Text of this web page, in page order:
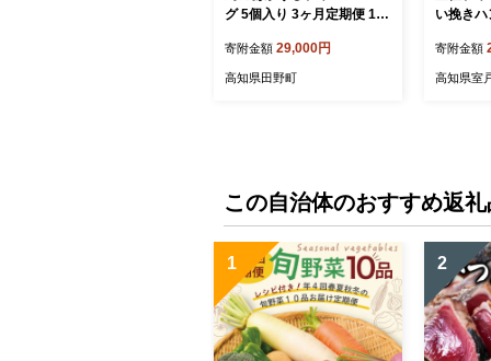
グ 5個入り 3ヶ月定期便 1個
天日塩練り込み 肉 お肉 国
産牛 土佐あかうし 四万十ポ
寄附金額 29,000円
高知県田野町
い挽き
ス】【７
寄附金額
高知県室
この自治体のおすすめ返
1 2